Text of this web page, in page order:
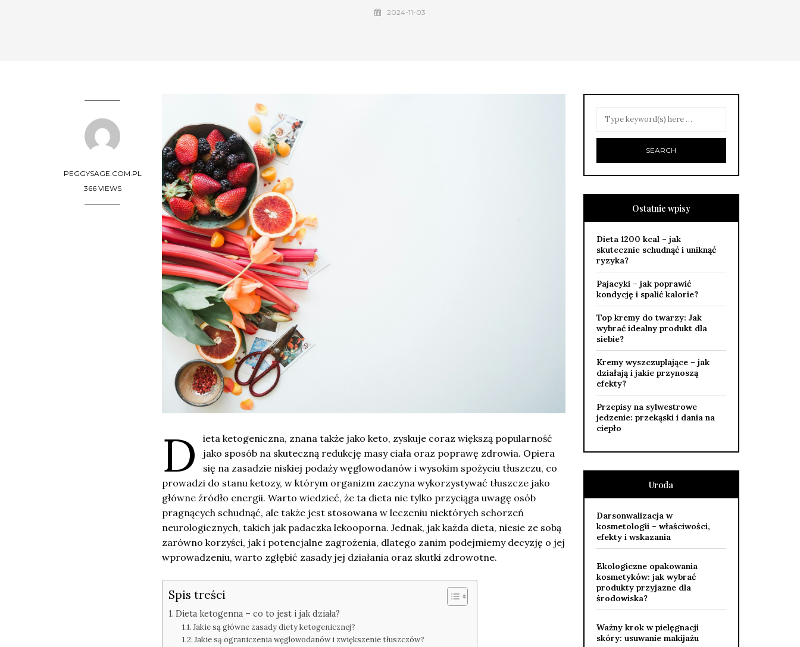
2024-11-03
PEGGYSAGE.COM.PL
366 VIEWS
D
ieta ketogeniczna, znana także jako keto, zyskuje coraz większą popularność
jako sposób na skuteczną redukcję masy ciała oraz poprawę zdrowia. Opiera
się na zasadzie niskiej podaży węglowodanów i wysokim spożyciu tłuszczu, co
prowadzi do stanu ketozy, w którym organizm zaczyna wykorzystywać tłuszcze jako
główne źródło energii. Warto wiedzieć, że ta dieta nie tylko przyciąga uwagę osób
pragnących schudnąć, ale także jest stosowana w leczeniu niektórych schorzeń
neurologicznych, takich jak padaczka lekooporna. Jednak, jak każda dieta, niesie ze sobą
zarówno korzyści, jak i potencjalne zagrożenia, dlatego zanim podejmiemy decyzję o jej
wprowadzeniu, warto zgłębić zasady jej działania oraz skutki zdrowotne.
Spis treści
Dieta ketogenna – co to jest i jak działa?
Jakie są główne zasady diety ketogenicznej?
Jakie są ograniczenia węglowodanów i zwiększenie tłuszczów?
Ostatnie wpisy
Dieta 1200 kcal – jak
skutecznie schudnąć i uniknąć
ryzyka?
Pajacyki – jak poprawić
kondycję i spalić kalorie?
Top kremy do twarzy: Jak
wybrać idealny produkt dla
siebie?
Kremy wyszczuplające – jak
działają i jakie przynoszą
efekty?
Przepisy na sylwestrowe
jedzenie: przekąski i dania na
ciepło
Uroda
Darsonwalizacja w
kosmetologii – właściwości,
efekty i wskazania
Ekologiczne opakowania
kosmetyków: jak wybrać
produkty przyjazne dla
środowiska?
Ważny krok w pielęgnacji
skóry: usuwanie makijażu